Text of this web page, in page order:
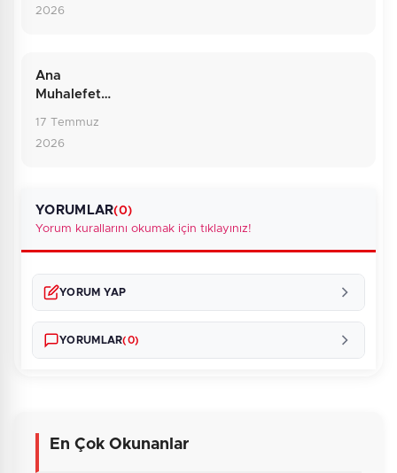
Rakamların
2026
Ana
Muhalefette
CHP
17 Temmuz
2026
YORUMLAR(0)
Yorum kurallarını okumak için tıklayınız!
YORUM YAP
YORUMLAR(0)
En Çok Okunanlar